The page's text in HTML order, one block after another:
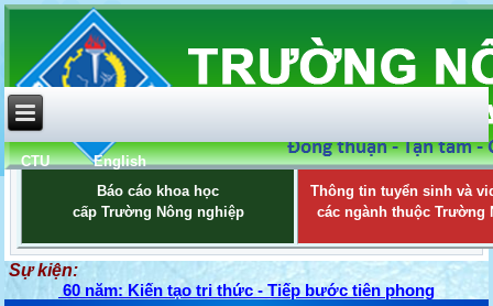
CTU
English
Báo cáo khoa học
cấp Trường Nông nghiệp
Thông tin tuyển sinh và
các ngành thuộc Trường
Sự kiện:
60 năm: Kiến tạo tri thức - Tiếp bước tiên phong